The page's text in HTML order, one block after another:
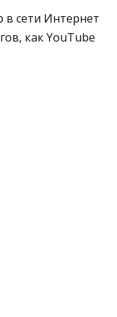
в сети Интернет
как YouTube